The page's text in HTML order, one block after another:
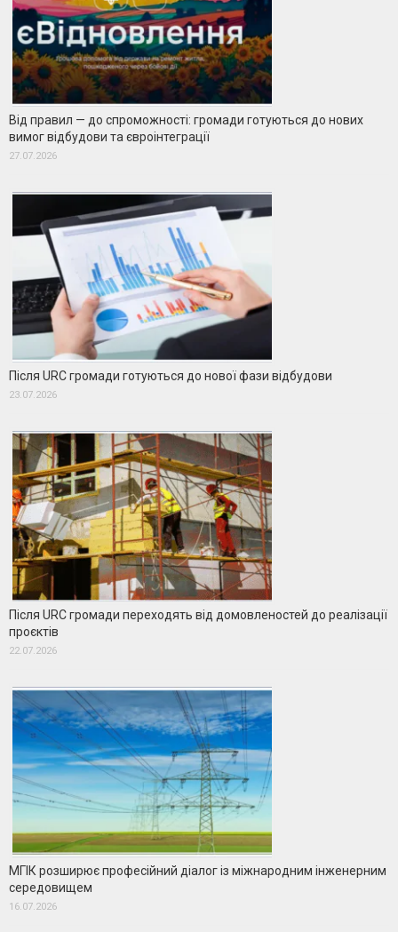
Від правил — до спроможності: громади готуються до нових
вимог відбудови та євроінтеграції
27.07.2026
Після URC громади готуються до нової фази відбудови
23.07.2026
Після URC громади переходять від домовленостей до реалізації
проєктів
22.07.2026
МГІК розширює професійний діалог із міжнародним інженерним
середовищем
16.07.2026